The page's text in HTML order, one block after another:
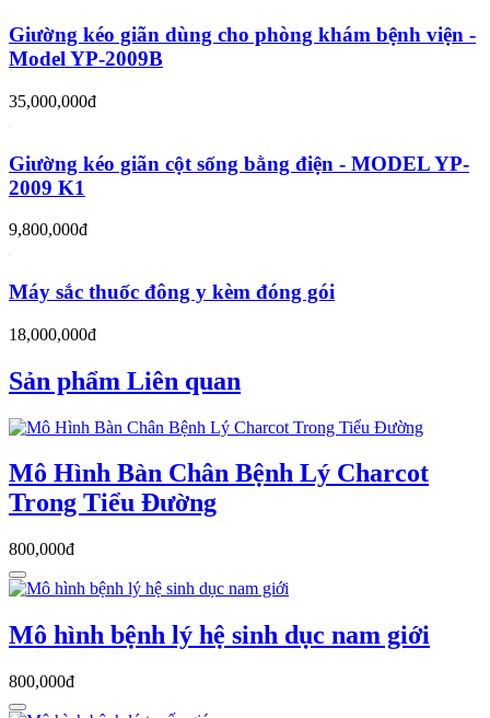
Giường kéo giãn dùng cho phòng khám bệnh viện -
Model YP-2009B
35,000,000đ
Giường kéo giãn cột sống bằng điện - MODEL YP-
2009 K1
9,800,000đ
Máy sắc thuốc đông y kèm đóng gói
18,000,000đ
Sản phẩm Liên quan
Mô Hình Bàn Chân Bệnh Lý Charcot
Trong Tiểu Đường
800,000đ
Mô hình bệnh lý hệ sinh dục nam giới
800,000đ